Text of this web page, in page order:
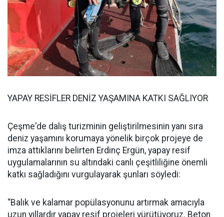
YAPAY RESİFLER DENİZ YAŞAMINA KATKI SAĞLIYOR
Çeşme'de dalış turizminin geliştirilmesinin yanı sıra
deniz yaşamını korumaya yönelik birçok projeye de
imza attıklarını belirten Erdinç Ergün, yapay resif
uygulamalarının su altındaki canlı çeşitliliğine önemli
katkı sağladığını vurgulayarak şunları söyledi:
“Balık ve kalamar popülasyonunu artırmak amacıyla
uzun yıllardır yapay resif projeleri yürütüyoruz. Beton